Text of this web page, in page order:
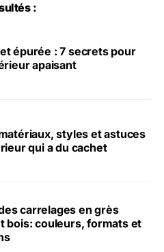
:
épurée : 7 secrets pour
apaisant
styles et astuces
qui a du cachet
carrelages en grès
bois: couleurs, formats et